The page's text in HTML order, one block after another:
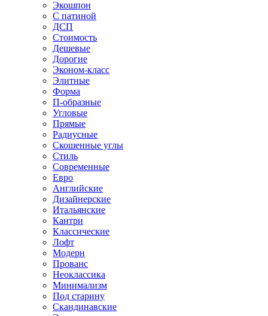
Экошпон
С патиной
ДСП
Стоимость
Дешевые
Дорогие
Эконом-класс
Элитные
Форма
П-образные
Угловые
Прямые
Радиусные
Скошенные углы
Стиль
Современные
Евро
Английские
Дизайнерские
Итальянские
Кантри
Классические
Лофт
Модерн
Прованс
Неоклассика
Минимализм
Под старину
Скандинавские